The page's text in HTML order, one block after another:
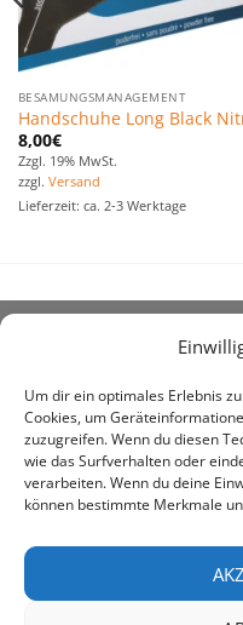
Um dir ein optimales Erlebnis
Cookies, um
zuzugreifen. Wenn du diesen
wie das Surfverhalten oder
verarbeiten. Wenn du deine
können bestimmte Merkmale
BESAMUNGSMANAGEMENT
Handschuhe Long Black
8,00€
Zzgl. 19% MwSt.
zzgl. Versand
Lieferzeit: ca. 2-3 Werktage
um den Kauf